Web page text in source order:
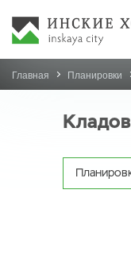
Главная Планировки